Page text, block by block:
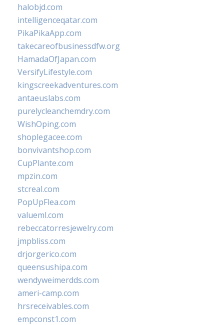
halobjd.com
intelligenceqatar.com
PikaPikaApp.com
takecareofbusinessdfw.org
HamadaOfJapan.com
VersifyLifestyle.com
kingscreekadventures.com
antaeuslabs.com
purelycleanchemdry.com
WishOping.com
shoplegacee.com
bonvivantshop.com
CupPlante.com
mpzin.com
stcreal.com
PopUpFlea.com
valueml.com
rebeccatorresjewelry.com
jmpbliss.com
drjorgerico.com
queensushipa.com
wendyweimerdds.com
ameri-camp.com
hrsreceivables.com
empconst1.com